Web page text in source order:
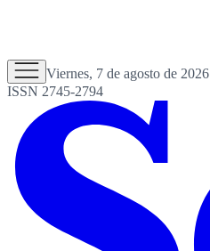
Viernes, 7 de agosto de 2026
ISSN 2745-2794